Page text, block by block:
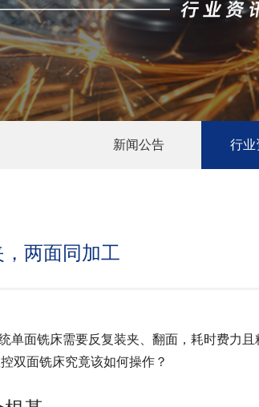
新闻公告 行业
两面同加工
单面铣床需要反复装夹、翻面，耗时费
双面铣床究竟该如何操作？